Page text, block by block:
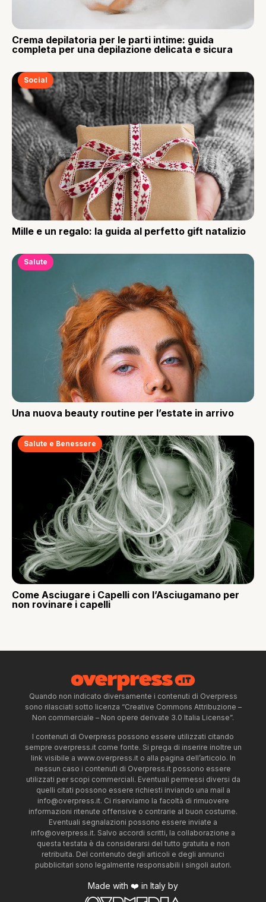
Crema depilatoria per le parti intime: guida
completa per una depilazione delicata e sicura
Social
Mille e un regalo: la guida al perfetto gift natalizio
Salute
Una nuova beauty routine per l’estate in arrivo
Salute e Benessere
Come Asciugare i Capelli con l’Asciugamano per
non rovinare i capelli
Quando non indicato diversamente i contenuti di Overpress
sono rilasciati sotto licenza “Creative Commons Attribuzione –
Non commerciale – Non opere derivate 3.0 Italia License”.
I contenuti di Overpress possono essere utilizzati citando
sempre overpress.it come fonte. Si prega di inserire inoltre un
link visibile a www.overpress.it o alla pagina dell’articolo. In
nessun caso i contenuti di Overpress.it possono essere
utilizzati per scopi commerciali. Eventuali permessi diversi da
quelli citati possono essere richiesti inviando una mail a
info@overpress.it. Ci riserviamo la facoltà di rimuovere
informazioni ritenute offensive o contrarie al buon costume.
Eventuali segnalazioni possono essere inviate a
info@overpress.it. Salvo accordi scritti, la collaborazione a
questa testata è da considerarsi del tutto gratuita e non
retribuita. Del contenuto degli articoli e degli annunci
pubblicitari sono legalmente responsabili i singoli autori.
Made with ❤️ in Italy by